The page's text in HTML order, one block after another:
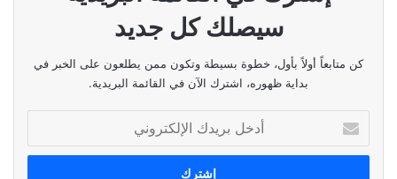
سيصلك كل جديد
كن متابعاً أولاً بأول، خطوة بسيطة وتكون ممن يطلعون على الخبر في
بداية ظهوره، اشترك الآن في القائمة البريدية.
بريدك
الإلكتروني